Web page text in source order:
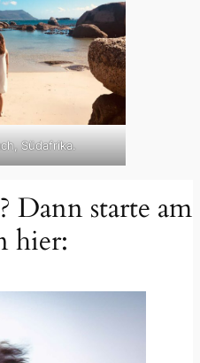
Südafrika.
Dann starte am
hier: